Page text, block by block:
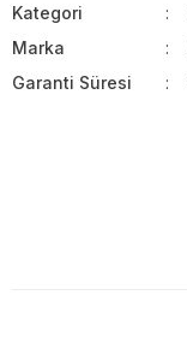
Kategori
Marka
Garanti Süresi